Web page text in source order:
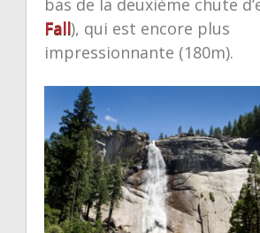
bas de la deuxième chute
Fall), qui est encore plus
impressionnante (180m).